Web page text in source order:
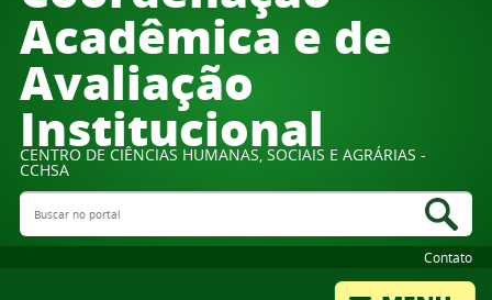
Acesso à informação
Legislação
Acadêmica e de
Avaliação
Institucional
CENTRO DE CIÊNCIAS HUMANAS, SOCIAIS E AGRÁRIAS -
CCHSA
Buscar no portal
Contato